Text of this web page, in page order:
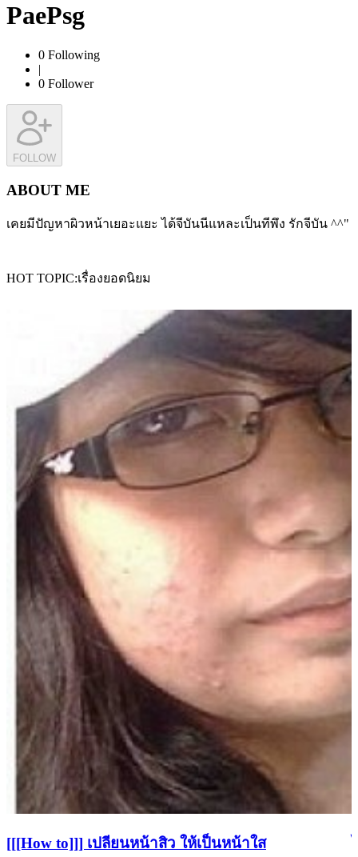
PaePsg
0 Following
|
0 Follower
FOLLOW
ABOUT ME
เคยมีปัญหาผิวหน้าเยอะแยะ ได้จีบันนีแหละเป็นทีพึง รักจีบัน ^^"
HOT TOPIC เรื่องยอดนิยม
[[[How to]]] เปลียนหน้าสิว ให้เป็นหน้าใส